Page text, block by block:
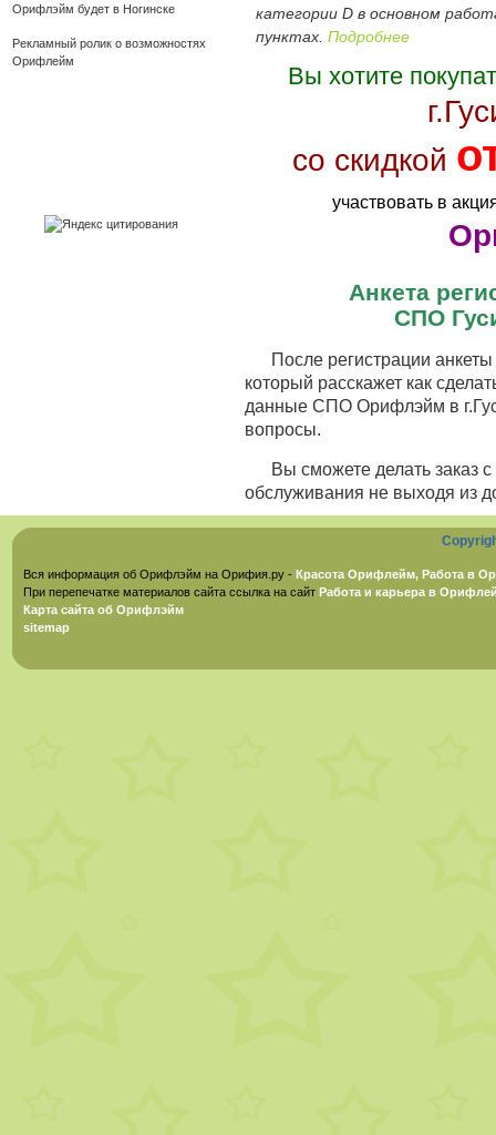
Орифлэйм будет в Ногинске
Рекламный ролик о возможностях
Орифлейм
категории D в основном
пунктах. Подробнее
Вы хотите
со скидкой
участвовать в
Анкета
СПО
После регистрации
который расскажет как
данные СПО Орифлэйм в
вопросы.
Вы сможете делать заказ
обслуживания не выходя из
Вся информация об Орифлэйм на Орифия.ру - Красота Орифлейм, Работа в
При перепечатке материалов сайта ссылка на сайт Работа и карьера в
Карта сайта об Орифлэйм
sitemap